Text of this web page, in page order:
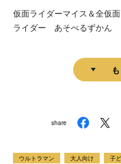
仮面ライダーマイス＆全仮面
ライダー あそべるずかん
share
ウルトラマン 大人向け 子